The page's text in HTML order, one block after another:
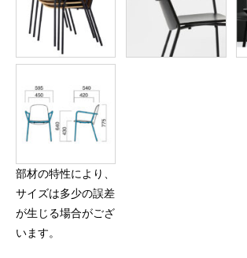
部材の特性により、
サイズは多少の誤差
が生じる場合がござ
います。